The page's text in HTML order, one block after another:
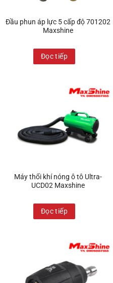
Đầu phun áp lực 5 cấp độ 701202
Maxshine
Đọc tiếp
Máy thổi khí nóng ô tô Ultra-
UCD02 Maxshine
Đọc tiếp